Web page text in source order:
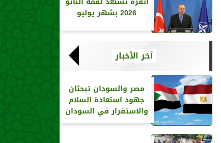
2026 بشهر يوليو
آخر الأخبار
مصر والسودان تبحثان
جهود استعادة السلام
والاستقرار في السودان